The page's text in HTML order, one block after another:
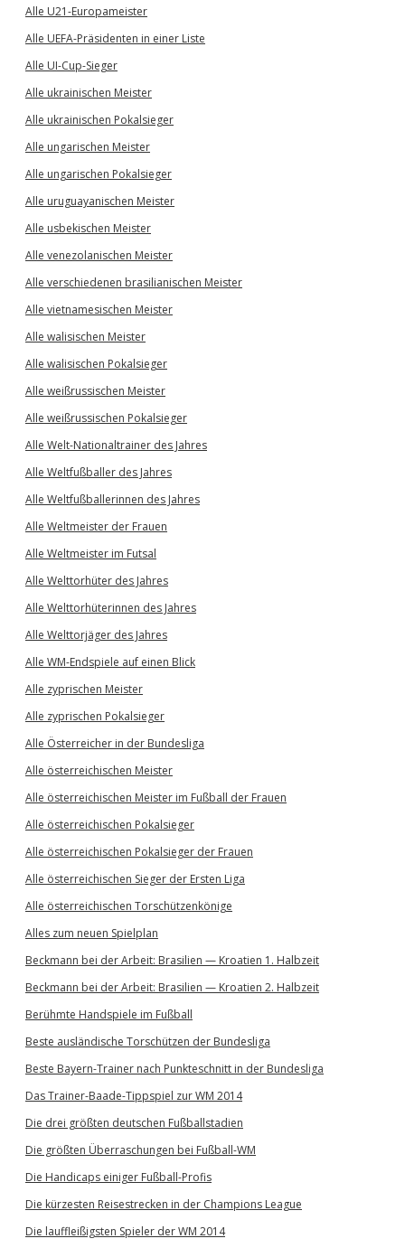
Alle U21-Europameister
Alle UEFA-Präsidenten in einer Liste
Alle UI-Cup-Sieger
Alle ukrainischen Meister
Alle ukrainischen Pokalsieger
Alle ungarischen Meister
Alle ungarischen Pokalsieger
Alle uruguayanischen Meister
Alle usbekischen Meister
Alle venezolanischen Meister
Alle verschiedenen brasilianischen Meister
Alle vietnamesischen Meister
Alle walisischen Meister
Alle walisischen Pokalsieger
Alle weißrussischen Meister
Alle weißrussischen Pokalsieger
Alle Welt-Nationaltrainer des Jahres
Alle Weltfußballer des Jahres
Alle Weltfußballerinnen des Jahres
Alle Weltmeister der Frauen
Alle Weltmeister im Futsal
Alle Welttorhüter des Jahres
Alle Welttorhüterinnen des Jahres
Alle Welttorjäger des Jahres
Alle WM-Endspiele auf einen Blick
Alle zyprischen Meister
Alle zyprischen Pokalsieger
Alle Österreicher in der Bundesliga
Alle österreichischen Meister
Alle österreichischen Meister im Fußball der Frauen
Alle österreichischen Pokalsieger
Alle österreichischen Pokalsieger der Frauen
Alle österreichischen Sieger der Ersten Liga
Alle österreichischen Torschützenkönige
Alles zum neuen Spielplan
Beckmann bei der Arbeit: Brasilien — Kroatien 1. Halbzeit
Beckmann bei der Arbeit: Brasilien — Kroatien 2. Halbzeit
Berühmte Handspiele im Fußball
Beste ausländische Torschützen der Bundesliga
Beste Bayern-Trainer nach Punkteschnitt in der Bundesliga
Das Trainer-Baade-Tippspiel zur WM 2014
Die drei größten deutschen Fußballstadien
Die größten Überraschungen bei Fußball-WM
Die Handicaps einiger Fußball-Profis
Die kürzesten Reisestrecken in der Champions League
Die lauffleißigsten Spieler der WM 2014